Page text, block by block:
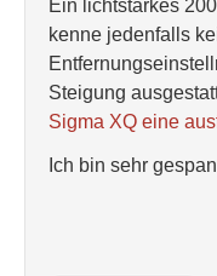
Ein lichtstarkes
kenne jedenfalls
Steigung
Sigma XQ eine
Ich bin sehr